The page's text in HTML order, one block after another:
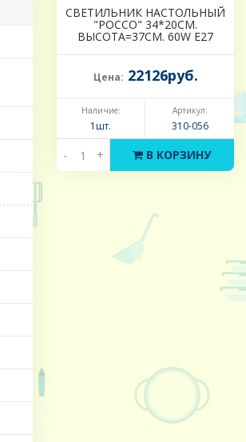
СВЕТИЛЬНИК НАСТОЛЬНЫЙ
"РОССО" 34*20СМ.
ВЫСОТА=37СМ. 60W E27
Цена: 22126руб.
Наличие:
1шт.
Артикул:
310-056
- + В КОРЗИНУ